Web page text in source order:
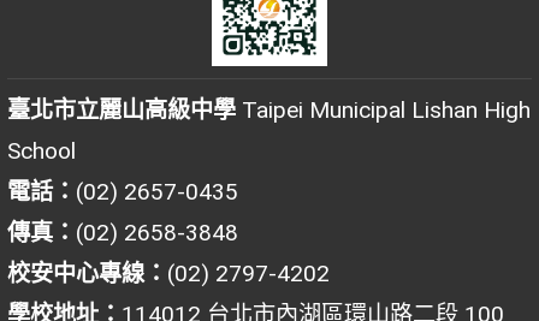
臺北市立麗山高級中學 Taipei Municipal Lishan High
School
電話： (02) 2657-0435
傳真： (02) 2658-3848
校安中心專線： (02) 2797-4202
學校地址： 114012 台北市內湖區環山路二段 100